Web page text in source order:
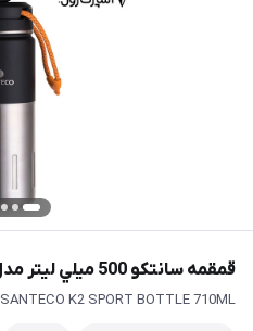
قمقمه سانتكو 500 ميلي ليتر مدل SANTECO K2
SANTECO K2 SPORT BOTTLE 710ML